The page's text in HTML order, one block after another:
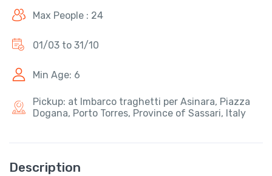
Max People : 24
01/03 to 31/10
Min Age: 6
Pickup: at Imbarco traghetti per Asinara, Piazza
Dogana, Porto Torres, Province of Sassari, Italy
Description